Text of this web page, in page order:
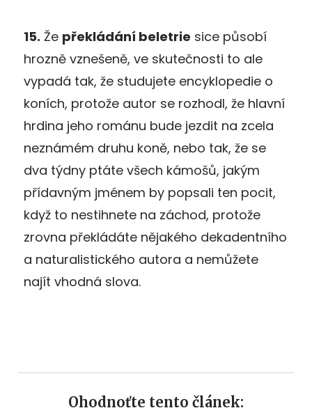
15. Že překládání beletrie sice působí
hrozně vznešeně, ve skutečnosti to ale
vypadá tak, že studujete encyklopedie o
koních, protože autor se rozhodl, že hlavní
hrdina jeho románu bude jezdit na zcela
neznámém druhu koně, nebo tak, že se
dva týdny ptáte všech kámošů, jakým
přídavným jménem by popsali ten pocit,
když to nestihnete na záchod, protože
zrovna překládáte nějakého dekadentního
a naturalistického autora a nemůžete
najít vhodná slova.
Ohodnoťte tento článek: